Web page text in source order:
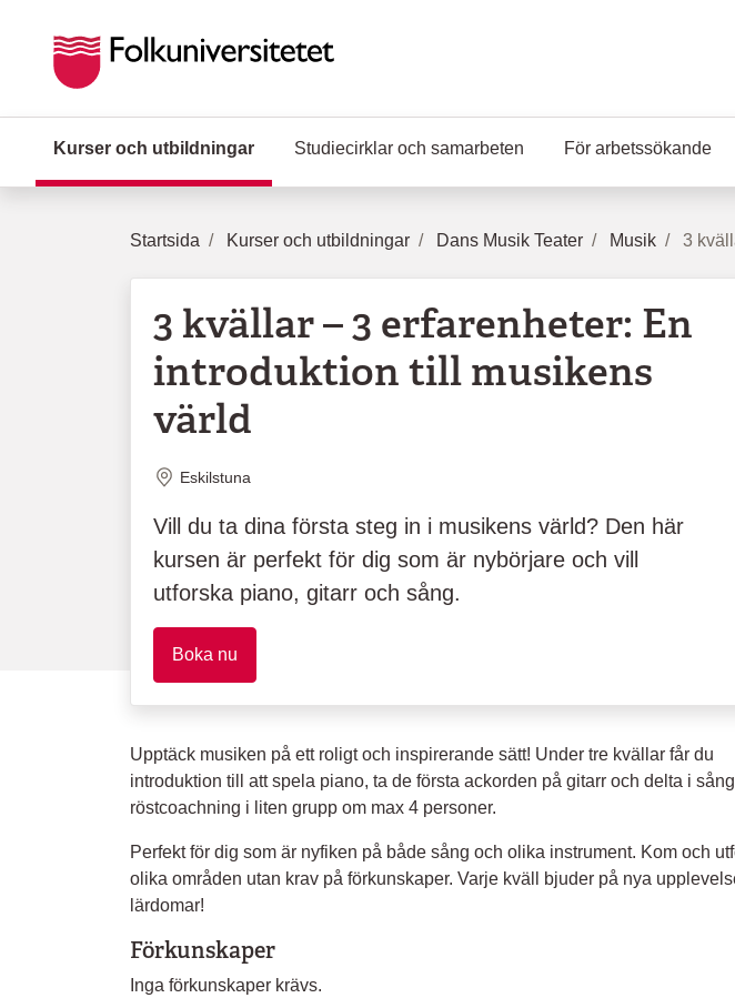
Kurser och utbildningar (Aktuell sida)
Studiecirklar och samarbeten För arbetssökande
Startsida Kurser och utbildningar Dans Musik Teater Musik 3
3 kvällar – 3 erfarenheter: En
introduktion till musikens
värld
Plats
Eskilstuna
Vill du ta dina första steg in i musikens värld? Den här
kursen är perfekt för dig som är nybörjare och vill
utforska piano, gitarr och sång.
Boka nu
Upptäck musiken på ett roligt och inspirerande sätt! Under tre kvällar får du
introduktion till att spela piano, ta de första ackorden på gitarr och delta i
röstcoachning i liten grupp om max 4 personer.
Perfekt för dig som är nyfiken på både sång och olika instrument. Kom och
olika områden utan krav på förkunskaper. Varje kväll bjuder på nya
lärdomar!
Förkunskaper
Inga förkunskaper krävs.